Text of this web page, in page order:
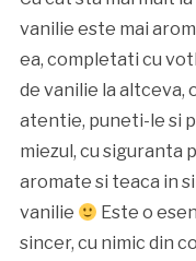
vanilie este mai
ea, completati cu
de vanilie la altceva,
atentie, puneti-le si
miezul, cu siguranta
aromate si teaca in
vanilie
Este o
sincer, cu nimic din